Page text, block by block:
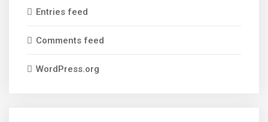
Entries feed
Comments feed
WordPress.org